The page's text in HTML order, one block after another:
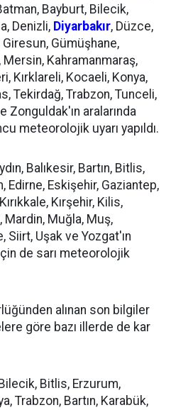
Bayburt, Bilecik,
Denizli, Diyarbakır, Düzce,
Giresun, Gümüşhane,
Kahramanmaraş,
Kırklareli, Kocaeli, Konya,
Tekirdağ, Trabzon, Tunceli,
Zonguldak'ın aralarında
meteorolojik uyarı yapıldı.
Balıkesir, Bartın, Bitlis,
Edirne, Eskişehir, Gaziantep,
Kırşehir, Kilis,
Mardin, Muğla, Muş,
Siirt, Uşak ve Yozgat'ın
de sarı meteorolojik
alınan son bilgiler
göre bazı illerde de kar
Bitlis, Erzurum,
Trabzon, Bartın, Karabük,